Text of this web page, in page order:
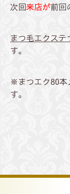
次回来店が前回
まつ毛エクステ
す。
※まつエク80本
す。